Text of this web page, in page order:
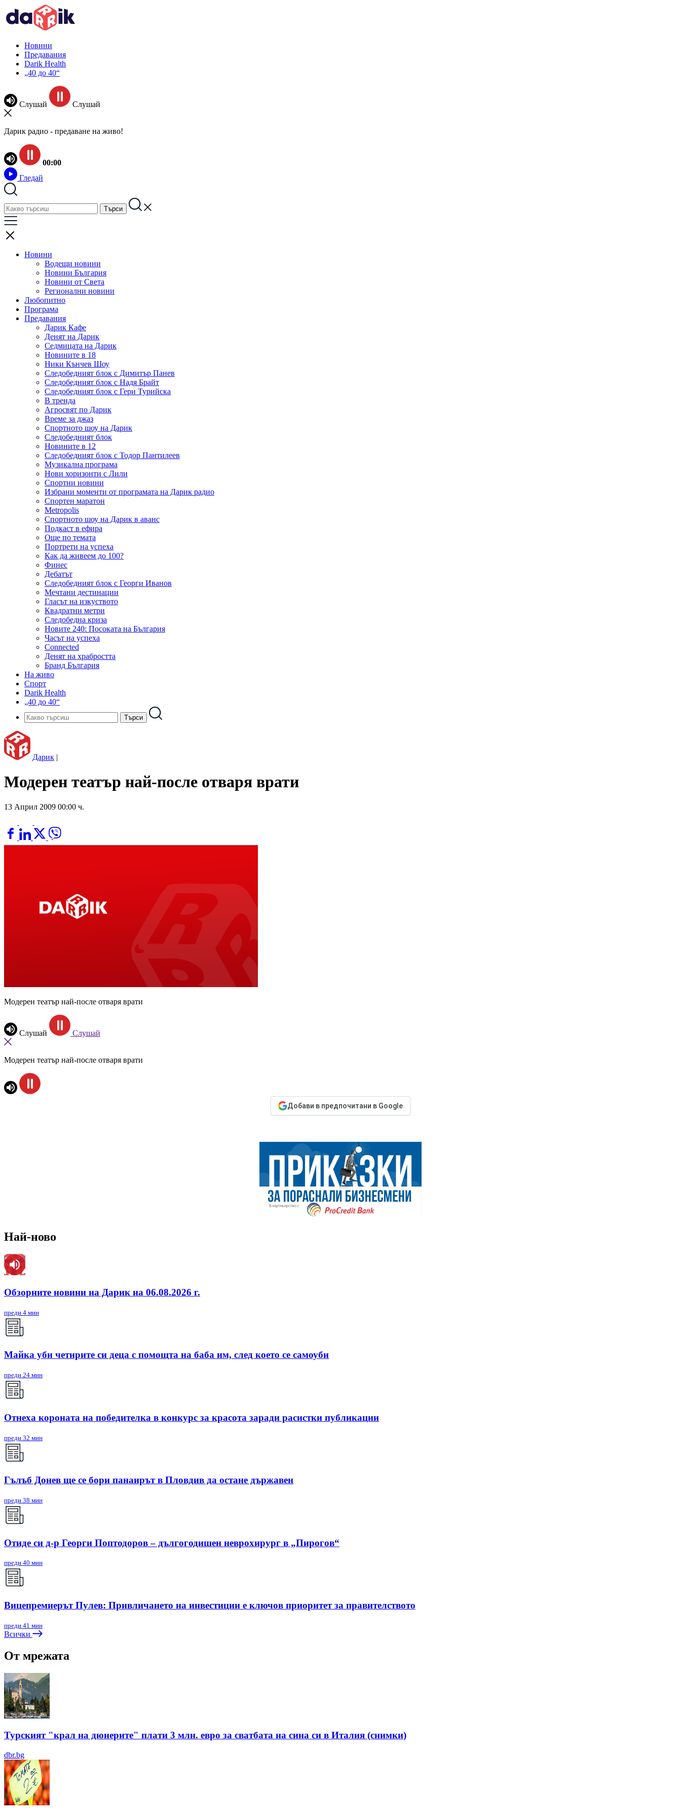
Новини
Предавания
Darik Health
„40 до 40“
Слушай Слушай
Дарик радио - предаване на живо!
00:00
Гледай
Новини
Водещи новини
Новини България
Новини от Света
Регионални новини
Любопитно
Програма
Предавания
Дарик Кафе
Денят на Дарик
Седмицата на Дарик
Новините в 18
Ники Кънчев Шоу
Следобедният блок с Димитър Панев
Следобедният блок с Надя Брайт
Следобедният блок с Гери Турийска
В тренда
Агросвят по Дарик
Време за джаз
Спортното шоу на Дарик
Следобедният блок
Новините в 12
Следобедният блок с Тодор Пантилеев
Музикална програма
Нови хоризонти с Лили
Спортни новини
Избрани моменти от програмата на Дарик радио
Спортен маратон
Metropolis
Спортното шоу на Дарик в аванс
Подкаст в ефира
Още по темата
Портрети на успеха
Как да живеем до 100?
Финес
Дебатът
Следобедният блок с Георги Иванов
Мечтани дестинации
Гласът на изкуството
Квадратни метри
Следобедна криза
Новите 240: Посоката на България
Часът на успеха
Connected
Денят на храбростта
Бранд България
На живо
Спорт
Darik Health
„40 до 40“
Дарик |
Модерен театър най-после отваря врати
13 Април 2009 00:00 ч.
Модерен театър най-после отваря врати
Слушай Слушай
Модерен театър най-после отваря врати
Добави в предпочитани в Google
Най-ново
Обзорните новини на Дарик на 06.08.2026 г.
преди 4 мин
Майка уби четирите си деца с помощта на баба им, след което се самоуби
преди 24 мин
Отнеха короната на победителка в конкурс за красота заради расистки публикации
преди 32 мин
Гълъб Донев ще се бори панаирът в Пловдив да остане държавен
преди 38 мин
Отиде си д-р Георги Поптодоров – дългогодишен неврохирург в „Пирогов“
преди 40 мин
Вицепремиерът Пулев: Привличането на инвестиции е ключов приоритет за правителството
преди 41 мин
Всички
От мрежата
Турският "крал на дюнерите" плати 3 млн. евро за сватбата на сина си в Италия (снимки)
dbr.bg